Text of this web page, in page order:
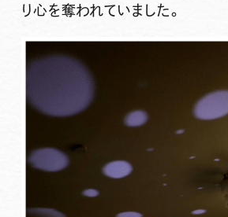
り心を奪われていました。